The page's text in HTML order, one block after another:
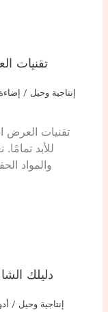
تقنيات
إنتاجية وحيل /
تقنيات العرض
للأبد
والمواد
دليلك
إنتاجية وحيل /